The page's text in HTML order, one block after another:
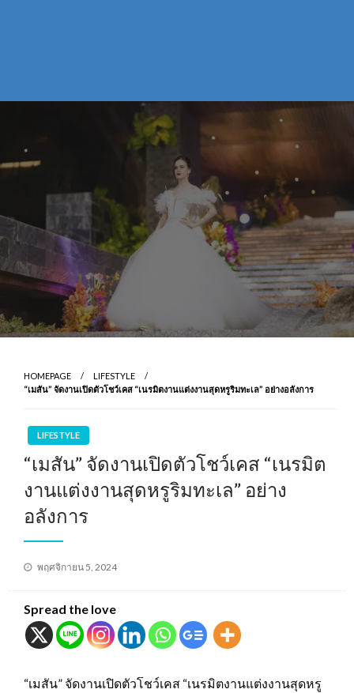
HOMEPAGE
LIFESTYLE
“เมสัน” จัดงานเปิดตัวโชว์เคส “เนรมิตงานแต่งงานสุดหรูริมทะเล” อย่างอลังการ
LIFESTYLE
“เมสัน” จัดงานเปิดตัวโชว์เคส “เนรมิต
งานแต่งงานสุดหรูริมทะเล” อย่าง
อลังการ
Posted
พฤศจิกายน 5, 2024
Spread the love
“เมสัน” จัดงานเปิดตัวโชว์เคส “เนรมิตงานแต่งงานสุดหรู